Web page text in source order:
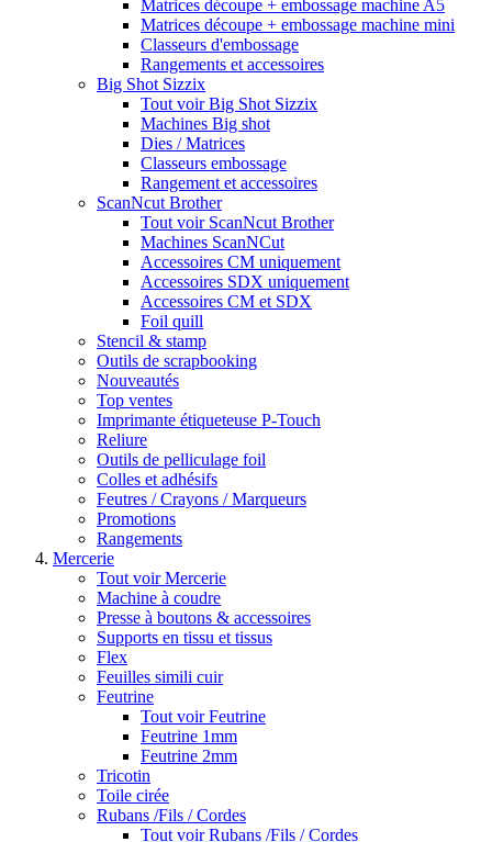
Matrices découpe + embossage machine A5
Matrices découpe + embossage machine mini
Classeurs d'embossage
Rangements et accessoires
Big Shot Sizzix
Tout voir Big Shot Sizzix
Machines Big shot
Dies / Matrices
Classeurs embossage
Rangement et accessoires
ScanNcut Brother
Tout voir ScanNcut Brother
Machines ScanNCut
Accessoires CM uniquement
Accessoires SDX uniquement
Accessoires CM et SDX
Foil quill
Stencil & stamp
Outils de scrapbooking
Nouveautés
Top ventes
Imprimante étiqueteuse P-Touch
Reliure
Outils de pelliculage foil
Colles et adhésifs
Feutres / Crayons / Marqueurs
Promotions
Rangements
Mercerie
Tout voir Mercerie
Machine à coudre
Presse à boutons & accessoires
Supports en tissu et tissus
Flex
Feuilles simili cuir
Feutrine
Tout voir Feutrine
Feutrine 1mm
Feutrine 2mm
Tricotin
Toile cirée
Rubans /Fils / Cordes
Tout voir Rubans /Fils / Cordes